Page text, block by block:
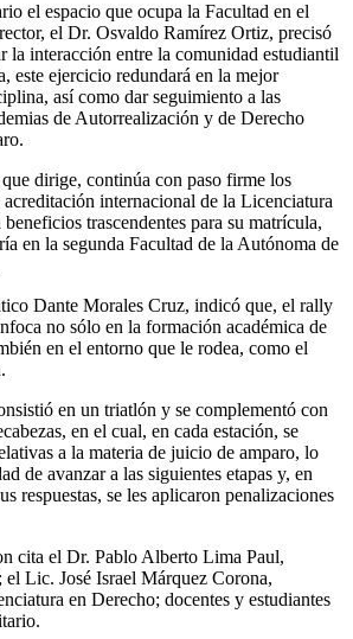
el espacio que ocupa la Facultad en el
el Dr. Osvaldo Ramírez Ortiz, precisó
la interacción entre la comunidad estudiantil
este ejercicio redundará en la mejor
así como dar seguimiento a las
de Autorrealización y de Derecho
dirige, continúa con paso firme los
acreditación internacional de la Licenciatura
trascendentes para su matrícula,
en la segunda Facultad de la Autónoma de
Dante Morales Cruz, indicó que, el rally
no sólo en la formación académica de
en el entorno que le rodea, como el
en un triatlón y se complementó con
en el cual, en cada estación, se
a la materia de juicio de amparo, lo
de avanzar a las siguientes etapas y, en
respuestas, se les aplicaron penalizaciones
cita el Dr. Pablo Alberto Lima Paul,
el Lic. José Israel Márquez Corona,
en Derecho; docentes y estudiantes